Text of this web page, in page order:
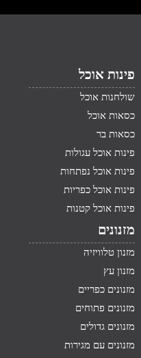
פינות אוכל
שולחנות אוכל
כסאות אוכל
כסאות בר
פינות אוכל עגולות
פינות אוכל נפתחות
פינות אוכל כפריות
פינות אוכל קטנות
מזנונים
מזנון טלוויזיה
מזנון עץ
מזנונים כפריים
מזנונים פתוחים
מזנונים גדולים
מזנונים עם מגירות